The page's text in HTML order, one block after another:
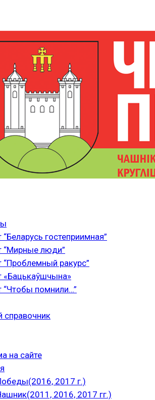
“Беларусь гостеприимная”
“Мирные люди”
“Проблемный ракурс”
«Бацькаўшчына»
“Чтобы помнили…”
справочник
на сайте
2017 г.)
2016, 2017 гг.)